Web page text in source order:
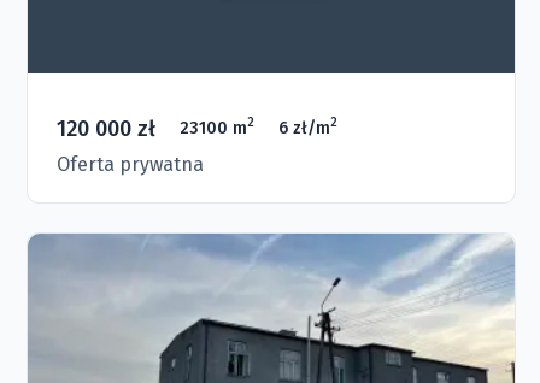
120 000 zł 23100 m2 6 zł/m2
Oferta prywatna